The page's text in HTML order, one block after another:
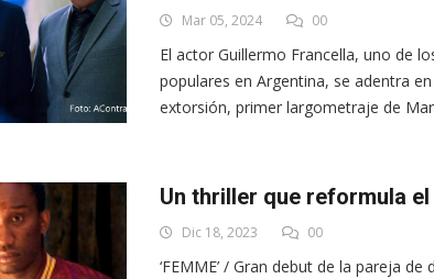
Mar 05, 2024 00
El actor Guillermo Francella, uno de
populares en Argentina, se adentra
extorsión, primer largometraje de
Un thriller que reformula
Dic 18, 2023 00
‘FEMME’ / Gran debut de la pareja